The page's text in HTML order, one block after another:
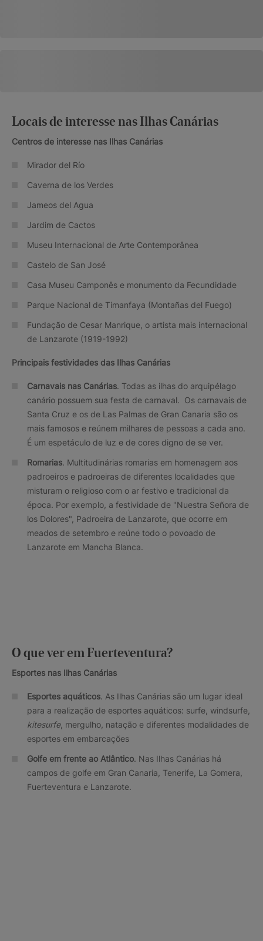
Locais de interesse nas Ilhas Canárias
Centros de interesse nas Ilhas Canárias
Mirador del Río
Caverna de los Verdes
Jameos del Agua
Jardim de Cactos
Museu Internacional de Arte Contemporânea
Castelo de San José
Casa Museu Camponês e monumento da Fecundidade
Parque Nacional de Timanfaya (Montañas del Fuego)
Fundação de Cesar Manrique, o artista mais internacional
de Lanzarote (1919-1992)
Principais festividades das Ilhas Canárias
Carnavais nas Canárias. Todas as ilhas do arquipélago
canário possuem sua festa de carnaval. Os carnavais de
Santa Cruz e os de Las Palmas de Gran Canaria são os
mais famosos e reúnem milhares de pessoas a cada ano.
É um espetáculo de luz e de cores digno de se ver.
Romarias. Multitudinárias romarias em homenagem aos
padroeiros e padroeiras de diferentes localidades que
misturam o religioso com o ar festivo e tradicional da
época. Por exemplo, a festividade de "Nuestra Señora de
los Dolores", Padroeira de Lanzarote, que ocorre em
meados de setembro e reúne todo o povoado de
Lanzarote em Mancha Blanca.
O que ver em Fuerteventura?
Esportes nas Ilhas Canárias
Esportes aquáticos. As Ilhas Canárias são um lugar ideal
para a realização de esportes aquáticos: surfe, windsurfe,
kitesurfe, mergulho, natação e diferentes modalidades de
esportes em embarcações
Golfe em frente ao Atlântico. Nas Ilhas Canárias há
campos de golfe em Gran Canaria, Tenerife, La Gomera,
Fuerteventura e Lanzarote.